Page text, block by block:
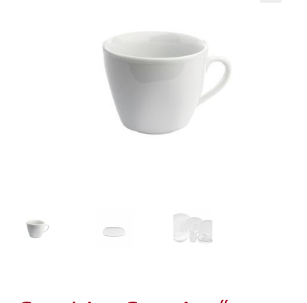
Kontakt & Feedback
Geschäftsbedingungen